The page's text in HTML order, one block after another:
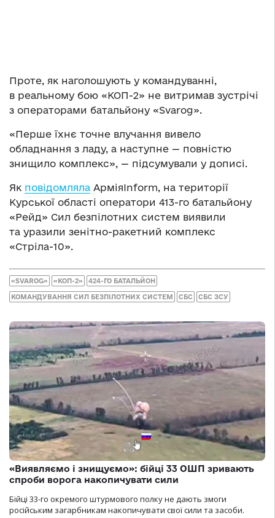
Проте, як наголошують у командуванні,
в реальному бою «КОП-2» не витримав зустрічі
з операторами батальйону «Svarog».
«Перше їхнє точне влучання вивело
обладнання з ладу, а наступне — повністю
знищило комплекс», — підсумували у дописі.
Як повідомляла АрміяInform, на території
Курської області оператори 413-го батальйону
«Рейд» Сил безпілотних систем виявили
та уразили зенітно-ракетний комплекс
«Стріла-10».
«SVAROG» «КОП-2» 424-ГО БАТАЛЬЙОН
КОМАНДУВАННЯ СИЛ БЕЗПІЛОТНИХ СИСТЕМ СБС СБС ЗСУ
«Виявляємо і знищуємо»: бійці 33 ОШП зривають
спроби ворога накопичувати сили
Бійці 33-го окремого штурмового полку не дають змоги
російським загарбникам накопичувати свої сили та засоби.